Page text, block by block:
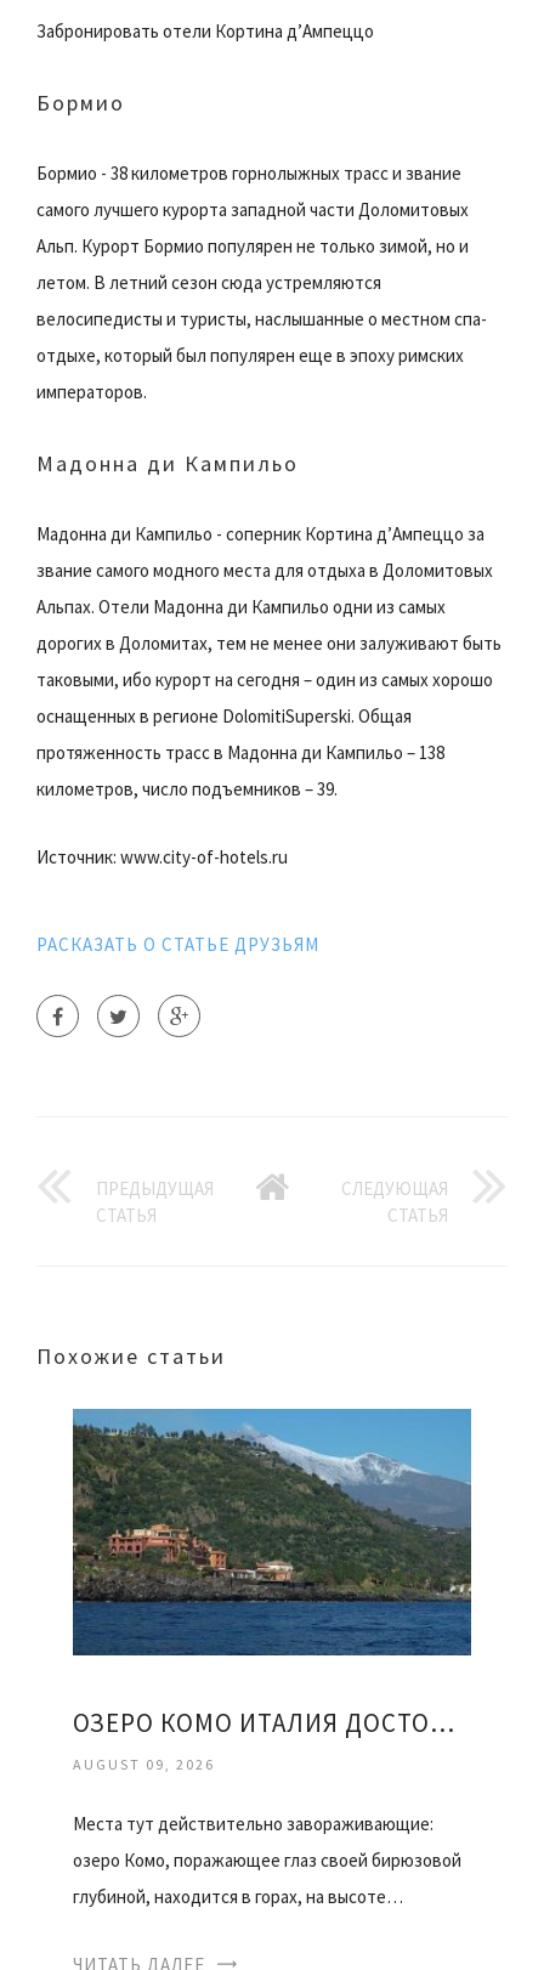
Забронировать отели Кортина д’Ампеццо
Бормио
Бормио - 38 километров горнолыжных трасс и звание
самого лучшего курорта западной части Доломитовых
Альп. Курорт Бормио популярен не только зимой, но и
летом. В летний сезон сюда устремляются
велосипедисты и туристы, наслышанные о местном спа-
отдыхе, который был популярен еще в эпоху римских
императоров.
Мадонна ди Кампильо
Мадонна ди Кампильо - соперник Кортина д’Ампеццо за
звание самого модного места для отдыха в Доломитовых
Альпах. Отели Мадонна ди Кампильо одни из самых
дорогих в Доломитах, тем не менее они залуживают быть
таковыми, ибо курорт на сегодня – один из самых хорошо
оснащенных в регионе DolomitiSuperski. Общая
протяженность трасс в Мадонна ди Кампильо – 138
километров, число подъемников – 39.
Источник: www.city-of-hotels.ru
РАСКАЗАТЬ О СТАТЬЕ ДРУЗЬЯМ
ПРЕДЫДУЩАЯ
СТАТЬЯ
СЛЕДУЮЩАЯ
СТАТЬЯ
Похожие статьи
ОЗЕРО КОМО ИТАЛИЯ ДОСТОПРИМЕЧАТЕЛЬНОСТИ ОТЗЫВЫ
AUGUST 09, 2026
Места тут действительно завораживающие:
озеро Комо, поражающее глаз своей бирюзовой
глубиной, находится в горах, на высоте…
ЧИТАТЬ ДАЛЕЕ